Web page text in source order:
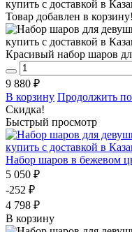
Товар добавлен в корзину!
Красивый набор шаров
9 880 ₽
В корзину Продолжить
Скидка!
Быстрый просмотр
Набор шаров в бежевом
5 050 ₽
-252 ₽
4 798 ₽
В корзину